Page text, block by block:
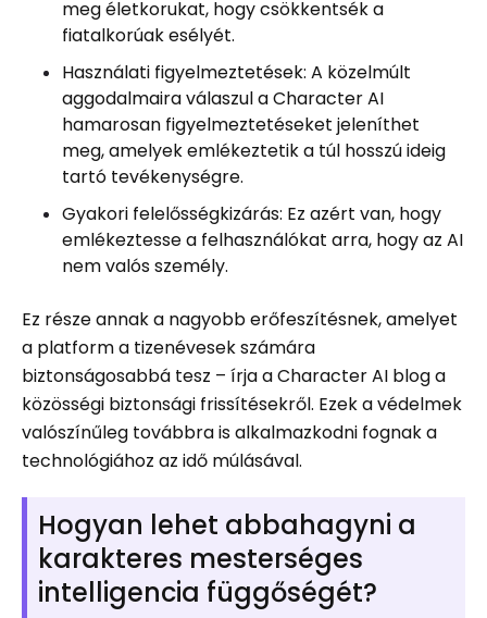
meg életkorukat, hogy csökkentsék a
fiatalkorúak esélyét.
Használati figyelmeztetések: A közelmúlt
aggodalmaira válaszul a Character AI
hamarosan figyelmeztetéseket jeleníthet
meg, amelyek emlékeztetik a túl hosszú ideig
tartó tevékenységre.
Gyakori felelősségkizárás: Ez azért van, hogy
emlékeztesse a felhasználókat arra, hogy az AI
nem valós személy.
Ez része annak a nagyobb erőfeszítésnek, amelyet
a platform a tizenévesek számára
biztonságosabbá tesz – írja a Character AI blog a
közösségi biztonsági frissítésekről. Ezek a védelmek
valószínűleg továbbra is alkalmazkodni fognak a
technológiához az idő múlásával.
Hogyan lehet abbahagyni a
karakteres mesterséges
intelligencia függőségét?